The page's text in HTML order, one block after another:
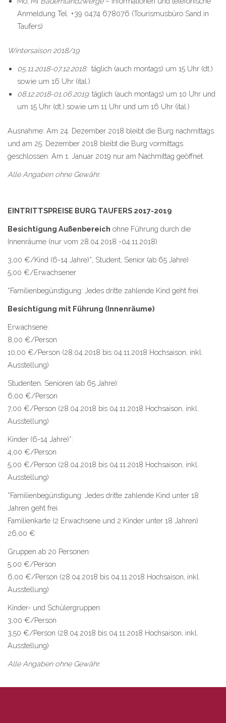
Anmeldung Tel. +39 0474 678076 (Tourismusbüro Sand in
Taufers)
Wintersaison 2018/19
05.11.2018-07.12.2018:täglich (auch montags) um 15 Uhr (dt.)
sowie um 16 Uhr (ital.)
08.12.2018-01.06.2019:täglich (auch montags) um 10 Uhr und
um 15 Uhr (dt.) sowie um 11 Uhr und um 16 Uhr (ital.)
Ausnahme: Am 24. Dezember 2018 bleibt die Burg nachmittags
und am 25. Dezember 2018 bleibt die Burg vormittags
geschlossen. Am 1. Januar 2019 nur am Nachmittag geöffnet.
Alle Angaben ohne Gewähr.
EINTRITTSPREISE BURG TAUFERS 2017-2019
Besichtigung Außenbereich ohne Führung durch die
Innenräume (nur vom 28.04.2018 -04.11.2018)
3,00 €/Kind (6-14 Jahre)*, Student, Senior (ab 65 Jahre)
5,00 €/Erwachsener
*Familienbegünstigung: Jedes dritte zahlende Kind geht frei.
Besichtigung mit Führung (Innenräume)
Erwachsene:
8,00 €/Person
10,00 €/Person (28.04.2018 bis 04.11.2018 Hochsaison, inkl.
Ausstellung)
Studenten, Senioren (ab 65 Jahre):
6,00 €/Person
7,00 €/Person (28.04.2018 bis 04.11.2018 Hochsaison, inkl.
Ausstellung)
Kinder (6-14 Jahre)*:
4,00 €/Person
5,00 €/Person (28.04.2018 bis 04.11.2018 Hochsaison, inkl.
Ausstellung)
*Familienbegünstigung: Jedes dritte zahlende Kind unter 18
Jahren geht frei.
Familienkarte (2 Erwachsene und 2 Kinder unter 18 Jahren)
26,00 €
Gruppen ab 20 Personen:
5,00 €/Person
6,00 €/Person (28.04.2018 bis 04.11.2018 Hochsaison, inkl.
Ausstellung)
Kinder- und Schülergruppen:
3,00 €/Person
3,50 €/Person (28.04.2018 bis 04.11.2018 Hochsaison, inkl.
Ausstellung)
Alle Angaben ohne Gewähr.